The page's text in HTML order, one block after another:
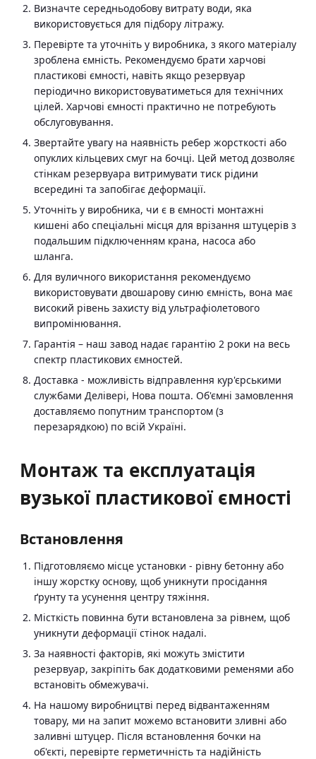
Визначте середньодобову витрату води, яка
використовується для підбору літражу.
Перевірте та уточніть у виробника, з якого матеріалу
зроблена ємність. Рекомендуємо брати харчові
пластикові ємності, навіть якщо резервуар
періодично використовуватиметься для технічних
цілей. Харчові ємності практично не потребують
обслуговування.
Звертайте увагу на наявність ребер жорсткості або
опуклих кільцевих смуг на бочці. Цей метод дозволяє
стінкам резервуара витримувати тиск рідини
всередині та запобігає деформації.
Уточніть у виробника, чи є в ємності монтажні
кишені або спеціальні місця для врізання штуцерів з
подальшим підключенням крана, насоса або
шланга.
Для вуличного використання рекомендуємо
використовувати двошарову синю ємність, вона має
високий рівень захисту від ультрафіолетового
випромінювання.
Гарантія – наш завод надає гарантію 2 роки на весь
спектр пластикових ємностей.
Доставка - можливість відправлення кур'єрськими
службами Делівері, Нова пошта. Об'ємні замовлення
доставляємо попутним транспортом (з
перезарядкою) по всій Україні.
Монтаж та експлуатація
вузької пластикової ємності
Встановлення
Підготовляємо місце установки - рівну бетонну або
іншу жорстку основу, щоб уникнути просідання
ґрунту та усунення центру тяжіння.
Місткість повинна бути встановлена за рівнем, щоб
уникнути деформації стінок надалі.
За наявності факторів, які можуть змістити
резервуар, закріпіть бак додатковими ременями або
встановіть обмежувачі.
На нашому виробництві перед відвантаженням
товару, ми на запит можемо встановити зливні або
заливні штуцер. Після встановлення бочки на
об'єкті, перевірте герметичність та надійність